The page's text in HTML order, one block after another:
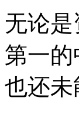
无论
第一
也还未